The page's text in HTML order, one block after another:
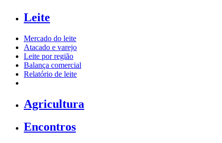
Leite
Mercado do leite
Atacado e varejo
Leite por região
Balança comercial
Relatório de leite
Agricultura
Encontros